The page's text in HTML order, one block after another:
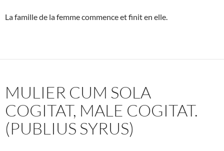
La famille de la femme commence et finit en elle.
MULIER CUM SOLA
COGITAT, MALE COGITAT.
(PUBLIUS SYRUS)